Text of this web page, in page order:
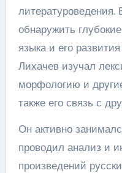
литературоведения.
обнаружить
языка и его
Лихачев изучал
морфологию и
также его связь с
Он активно
проводил анализ и
произведений